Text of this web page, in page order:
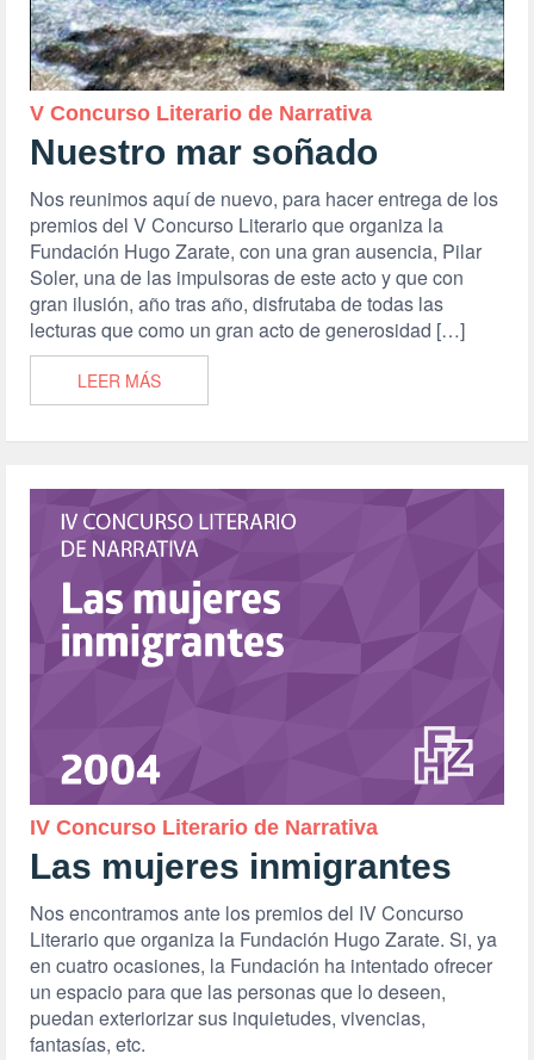
V Concurso Literario de Narrativa
Nuestro mar soñado
Nos reunimos aquí de nuevo, para hacer entrega de los
premios del V Concurso Literario que organiza la
Fundación Hugo Zarate, con una gran ausencia, Pilar
Soler, una de las impulsoras de este acto y que con
gran ilusión, año tras año, disfrutaba de todas las
lecturas que como un gran acto de generosidad […]
LEER MÁS
IV Concurso Literario de Narrativa
Las mujeres inmigrantes
Nos encontramos ante los premios del IV Concurso
Literario que organiza la Fundación Hugo Zarate. Si, ya
en cuatro ocasiones, la Fundación ha intentado ofrecer
un espacio para que las personas que lo deseen,
puedan exteriorizar sus inquietudes, vivencias,
fantasías, etc.